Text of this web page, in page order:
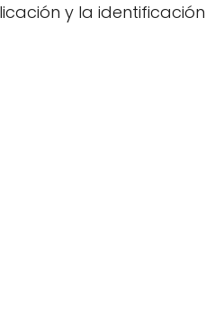
y la identificación